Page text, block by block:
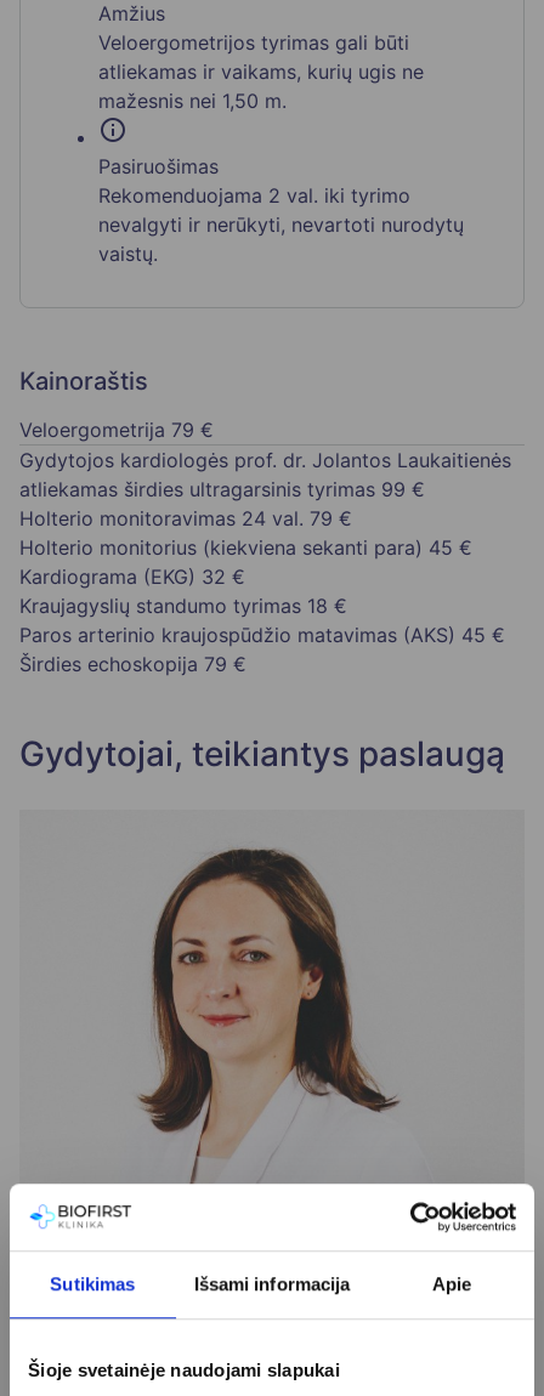
Sutikimas Išsami informacija Apie
Šioje svetainėje naudojami slapukai
Amžius
Veloergometrijos tyrimas gali būti
atliekamas ir vaikams, kurių ugis ne
mažesnis nei 1,50 m.
info
Pasiruošimas
Rekomenduojama 2 val. iki tyrimo
nevalgyti ir nerūkyti, nevartoti nurodytų
vaistų.
Kainoraštis
Veloergometrija 79 €
Gydytojos kardiologės prof. dr. Jolantos Laukaitienės
atliekamas širdies ultragarsinis tyrimas 99 €
Holterio monitoravimas 24 val. 79 €
Holterio monitorius (kiekviena sekanti para) 45 €
Kardiograma (EKG) 32 €
Kraujagyslių standumo tyrimas 18 €
Paros arterinio kraujospūdžio matavimas (AKS) 45 €
Širdies echoskopija 79 €
Gydytojai, teikiantys paslaugą